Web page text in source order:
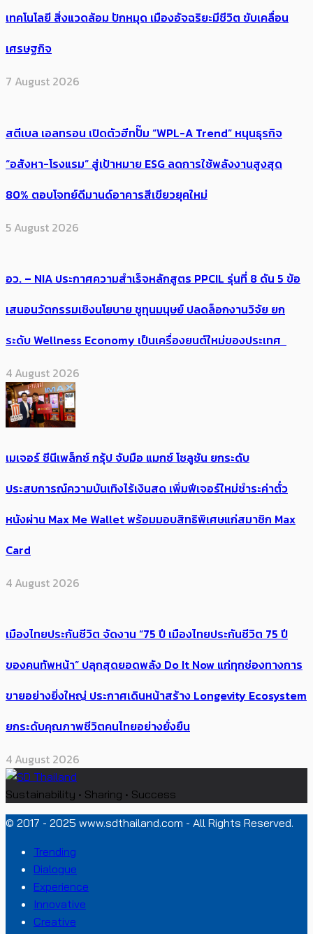
เทคโนโลยี สิ่งแวดล้อม ปักหมุด เมืองอัจฉริยะมีชีวิต ขับเคลื่อน
เศรษฐกิจ
7 August 2026
สตีเบล เอลทรอน เปิดตัวฮีทปั๊ม “WPL-A Trend” หนุนธุรกิจ
“อสังหา-โรงแรม” สู่เป้าหมาย ESG ลดการใช้พลังงานสูงสุด
80% ตอบโจทย์ดีมานด์อาคารสีเขียวยุคใหม่
5 August 2026
อว. – NIA ประกาศความสำเร็จหลักสูตร PPCIL รุ่นที่ 8 ดัน 5 ข้อ
เสนอนวัตกรรมเชิงนโยบาย ชูทุนมนุษย์ ปลดล็อกงานวิจัย ยก
ระดับ Wellness Economy เป็นเครื่องยนต์ใหม่ของประเทศ
4 August 2026
เมเจอร์ ซีนีเพล็กซ์ กรุ้ป จับมือ แมกซ์ โซลูชัน ยกระดับ
ประสบการณ์ความบันเทิงไร้เงินสด เพิ่มฟีเจอร์ใหม่ชำระค่าตั๋ว
หนังผ่าน Max Me Wallet พร้อมมอบสิทธิพิเศษแก่สมาชิก Max
Card
4 August 2026
เมืองไทยประกันชีวิต จัดงาน “75 ปี เมืองไทยประกันชีวิต 75 ปี
ของคนทัพหน้า” ปลุกสุดยอดพลัง Do It Now แก่ทุกช่องทางการ
ขายอย่างยิ่งใหญ่ ประกาศเดินหน้าสร้าง Longevity Ecosystem
ยกระดับคุณภาพชีวิตคนไทยอย่างยั่งยืน
4 August 2026
Sustainability • Sharing • Success
© 2017 - 2025 www.sdthailand.com - All Rights Reserved.
Trending
Dialogue
Experience
Innovative
Creative